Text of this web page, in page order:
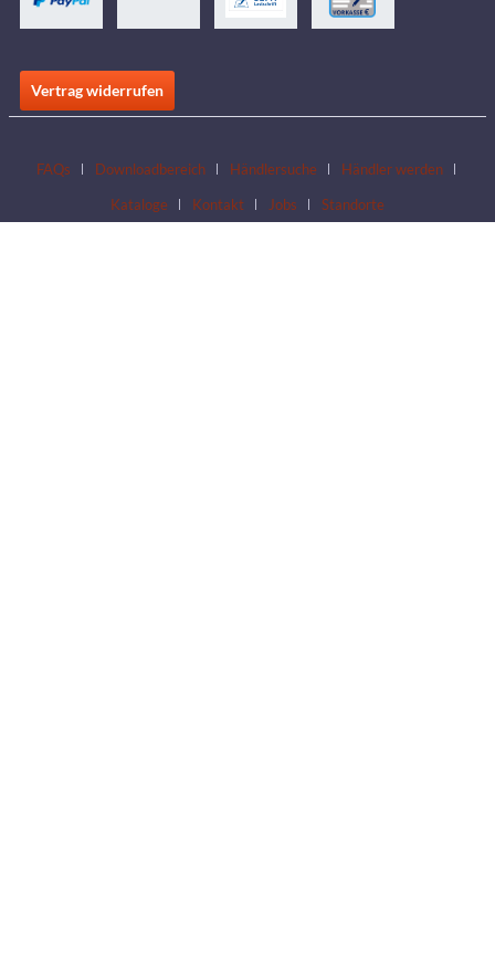
Vertrag widerrufen
FAQs Downloadbereich Händlersuche
Händler werden
Kataloge
Kontakt Jobs Standorte